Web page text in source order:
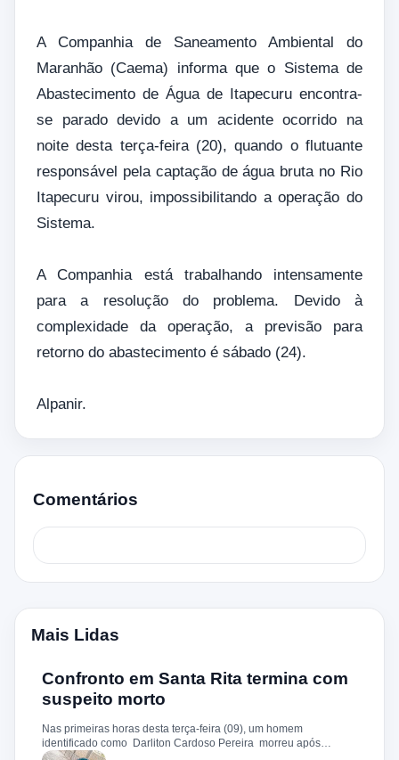
A Companhia de Saneamento Ambiental do
Maranhão (Caema) informa que o Sistema de
Abastecimento de Água de Itapecuru encontra-
se parado devido a um acidente ocorrido na
noite desta terça-feira (20), quando o flutuante
responsável pela captação de água bruta no Rio
Itapecuru virou, impossibilitando a operação do
Sistema.
A Companhia está trabalhando intensamente
para a resolução do problema. Devido à
complexidade da operação, a previsão para
retorno do abastecimento é sábado (24).
Alpanir.
Comentários
Mais Lidas
Confronto em Santa Rita termina com
suspeito morto
Nas primeiras horas desta terça-feira (09), um homem
identificado como Darliton Cardoso Pereira morreu após